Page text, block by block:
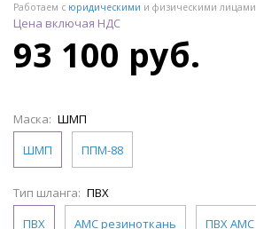
Работаем с юридическими и физическими лицами
Цена включая НДС
93 100 руб.
Маска: ШМП
ШМП
ППМ-88
Тип шланга: ПВХ
ПВХ
АМС резиноткань ПВХ АМС